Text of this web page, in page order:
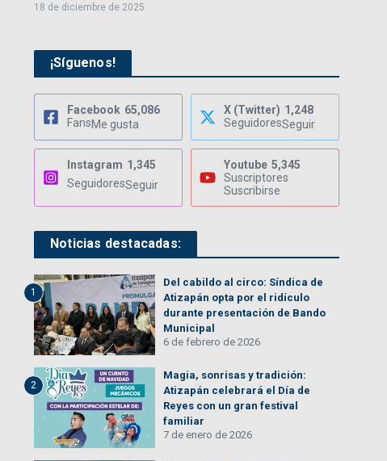
18 de diciembre de 2025
¡Síguenos!
Facebook 65,086
FansMe gusta
X (Twitter) 1,248
SeguidoresSeguir
Instagram 1,345
SeguidoresSeguir
Youtube 5,345
Suscriptores
Suscribirse
Noticias destacadas:
1
Del cabildo al circo: Síndica de
Atizapán opta por el ridículo
durante presentación de Bando
Municipal
6 de febrero de 2026
2
Magia, sonrisas y tradición:
Atizapán celebrará el Día de
Reyes con un gran festival
familiar
7 de enero de 2026